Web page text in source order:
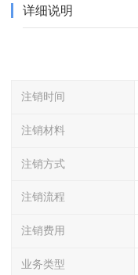
详细说明
注销时间
注销材料
注销方式
注销流程
注销费用
业务类型